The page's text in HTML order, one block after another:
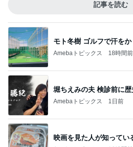
記事を読む
モト冬樹 ゴルフで汗を
Amebaトピックス 18時間前
堀ちえみの夫 検診前に
Amebaトピックス 1日前
映画を見た人が知ってい